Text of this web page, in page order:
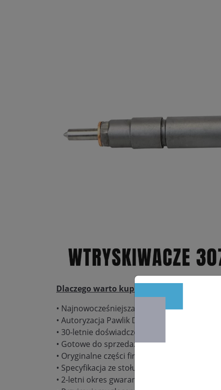
Dlaczego warto kupić:
• Najnowocześniejsza pracownia
• Autoryzacja Pawlik Diesel Service –
• 30-letnie doświadczenie w naprawie
• Gotowe do sprzedaży wtryskiwacze w
• Oryginalne części firmy Bosch, Delphi,
• Specyfikacja ze stołu probierczego Bosch
• 2-letni okres gwarancyjny bez limitu